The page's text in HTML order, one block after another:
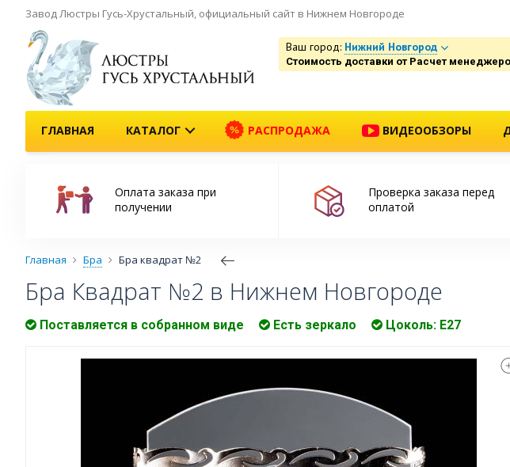
Завод Люстры Гусь-Хрустальный, официальный сайт в Нижнем Новгороде
Ваш город: Нижний Новгород
Стоимость доставки от Расчет
ГЛАВНАЯ КАТАЛОГ РАСПРОДАЖА ВИДЕООБЗОРЫ
Оплата заказа при
получении
Проверка заказа перед
оплатой
Главная Бра Бра квадрат №2
Бра Квадрат №2 в Нижнем Новгороде
Поставляется в собранном виде Есть зеркало Цоколь: Е27